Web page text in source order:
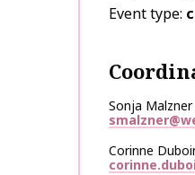
Event type
Sonja Malzner
Corinne